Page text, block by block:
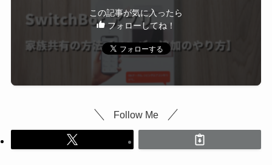
この記事が気に入ったら
フォローしてね！
Follow Me